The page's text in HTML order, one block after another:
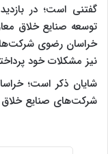
گفتنی است؛ در
توسعه صنایع خلاق
خراسان رضوی
نیز مشکلات خود
شایان ذکر است؛
شرکت‌های صنایع خلاق